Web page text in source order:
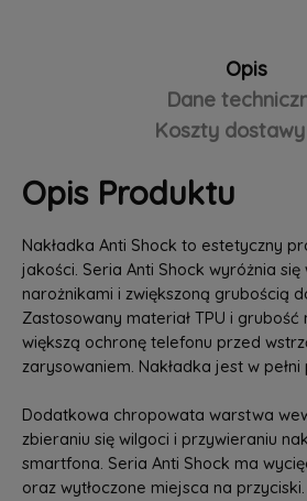
Opis
Dane
Koszty dostawy
Cena nie zawiera ewentualnych kosztów
Opis Produktu
Nakładka Anti Shock to estetyczny
jakości. Seria Anti Shock wyróżnia się
narożnikami i zwiększoną grubością
Zastosowany materiał TPU i grubość
większą ochronę telefonu przed
zarysowaniem. Nakładka jest w
Dodatkowa chropowata warstwa
zbieraniu się wilgoci i przywieraniu
smartfona. Seria Anti Shock ma
oraz wytłoczone miejsca na przyciski.